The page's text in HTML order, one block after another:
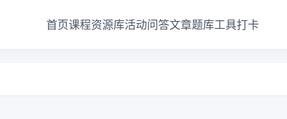
首页课程资源库活动问答文章题库工具打卡